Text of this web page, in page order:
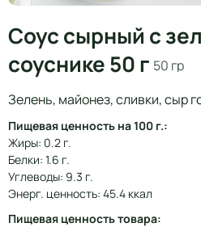
Соус сырный с
соуснике 50 г 50 гр
Зелень, майонез, сливки, сыр
Пищевая ценность на 100 г.:
Жиры: 0.2 г.
Белки: 1.6 г.
Углеводы: 9.3 г.
Энерг. ценность: 45.4 ккал
Пищевая ценность товара: